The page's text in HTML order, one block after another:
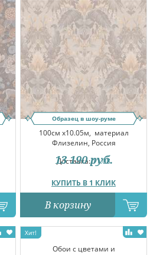
Образец в шоу-руме
100см x10.05м, материал
Флизелин, Россия
Доставка:11.08
КУПИТЬ В 1 КЛИК
13 190 руб.
В корзину
Обои с цветами и